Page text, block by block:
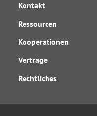
Kontakt
Ressourcen
Kooperationen
Verträge
Rechtliches